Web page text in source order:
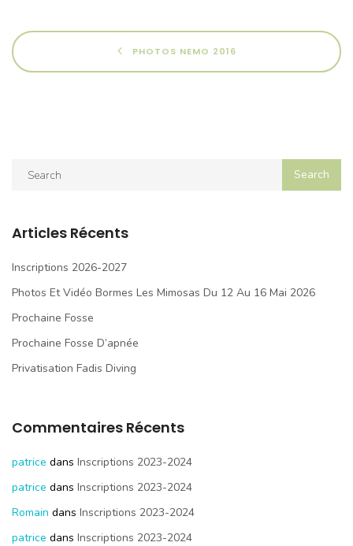
PHOTOS NEMO 2016
Articles Récents
Inscriptions 2026-2027
Photos Et Vidéo Bormes Les Mimosas Du 12 Au 16 Mai 2026
Prochaine Fosse
Prochaine Fosse D’apnée
Privatisation Fadis Diving
Commentaires Récents
patrice dans Inscriptions 2023-2024
patrice dans Inscriptions 2023-2024
Romain dans Inscriptions 2023-2024
patrice dans Inscriptions 2023-2024